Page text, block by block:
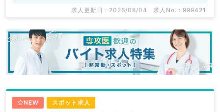
求人更新日 : 2026/08/04 求人No. : 999421
NEW スポット求人